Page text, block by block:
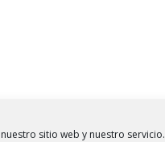
sitio web y nuestro servicio.